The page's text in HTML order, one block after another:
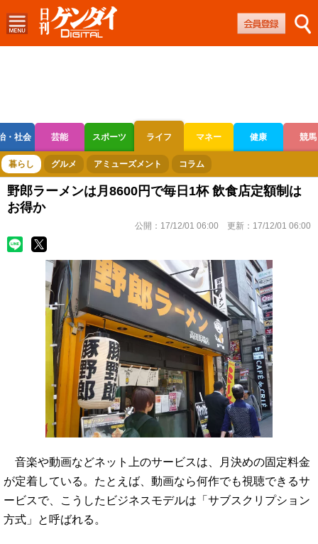
・社会 芸能 スポーツ ライフ マネー 健康 競馬
ボートレース 競輪 オートレース
暮らし グルメ アミューズメント コラム
野郎ラーメンは月8600円で毎日1杯 飲食店定額制は
お得か
公開： 17/12/01 06:00 更新： 17/12/01 06:00
音楽や動画などネット上のサービスは、月決めの固定料金
が定着している。たとえば、動画なら何作でも視聴できるサ
ービスで、こうしたビジネスモデルは「サブスクリプション
方式」と呼ばれる。